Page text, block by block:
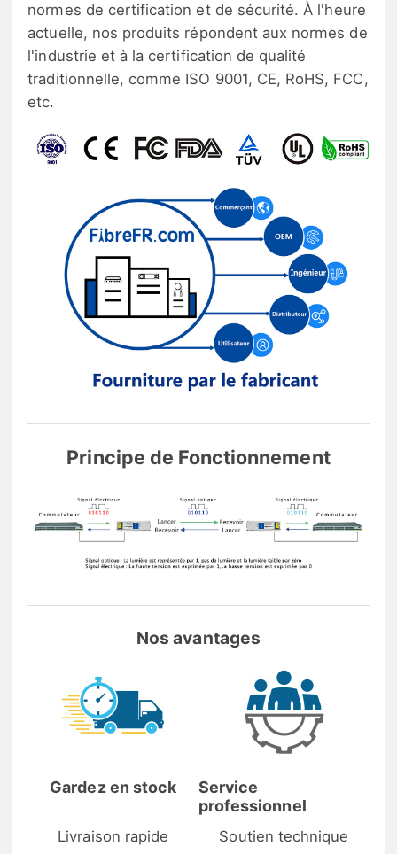
normes de certification et de sécurité. À l'heure
actuelle, nos produits répondent aux normes de
l'industrie et à la certification de qualité
traditionnelle, comme ISO 9001, CE, RoHS, FCC,
etc.
Principe de Fonctionnement
Nos avantages
Gardez en stock
Livraison rapide
Service
professionnel
Soutien technique